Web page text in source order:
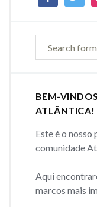
BEM-
ATLÂNTICA!
Este é o
comunidade
Aqui
marcos mais